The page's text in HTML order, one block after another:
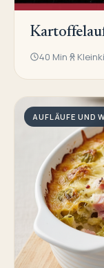
40 Min
AUFLÄUFE UND